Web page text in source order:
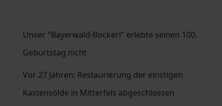
Unser "Bayerwald-Bockerl" erlebte seinen 100.
Geburtstag nicht
Vor 27 Jahren: Restaurierung der einstigen
Kastensölde in Mitterfels abgeschlossen